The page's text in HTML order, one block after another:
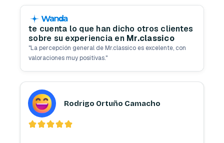
te cuenta lo que han dicho otros clientes
sobre su experiencia en Mr.classico
"La percepción general de Mr.classico es excelente, con
valoraciones muy positivas."
Rodrigo Ortuño Camacho